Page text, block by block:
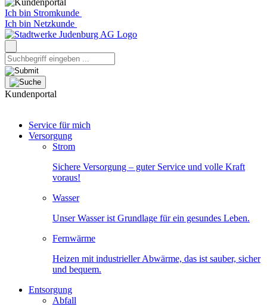
Ich bin Stromkunde
Ich bin Netzkunde
Kundenportal
Service für mich
Versorgung
Strom
Sichere Versorgung – guter Service und volle Kraft
voraus!
Wasser
Unser Wasser ist Grundlage für ein gesundes Leben.
Fernwärme
Heizen mit industrieller Abwärme, das ist sauber, sicher
und bequem.
Entsorgung
Abfall